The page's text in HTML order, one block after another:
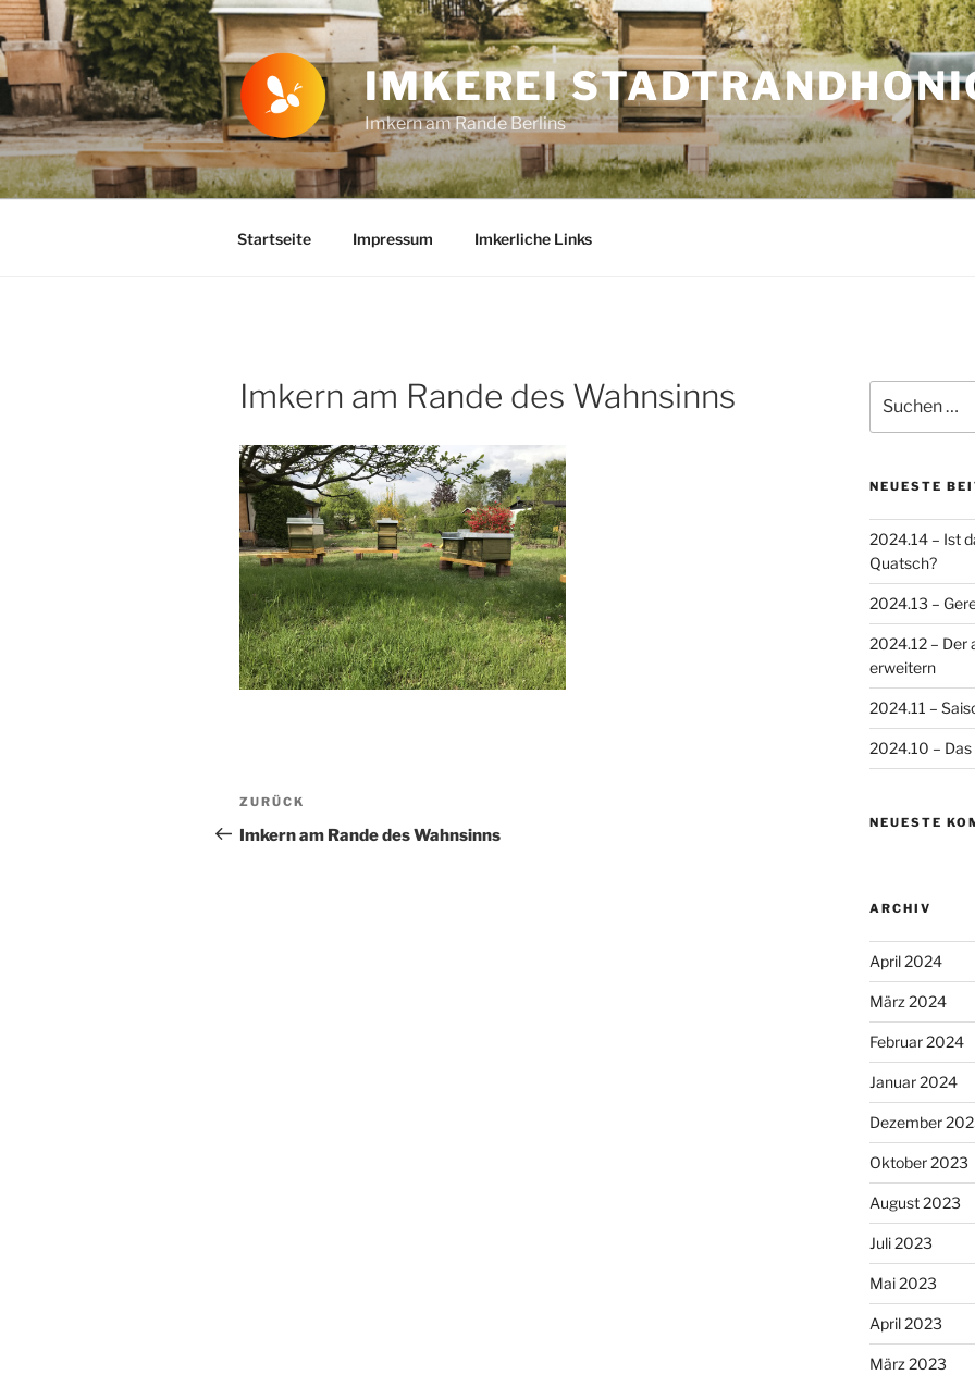
Zum
Inhalt
springen
IMKEREI
Imkern am Rande Berlins
Startseite Impressum Imkerliche Links
Imkern am Rande des Wahnsinns
Beitragsnavigation
Vorheriger
Beitrag
ZURÜCK
Imkern am Rande des Wahnsinns
nach:
NEUESTE
2024.14 – Ist
Quatsch?
2024.13 –
2024.12 – Der
erweitern
2024.11 –
2024.10 –
NEUESTE
ARCHIV
April 2024
März 2024
Februar 2024
Januar 2024
Dezember
Oktober 2023
August 2023
Juli 2023
Mai 2023
April 2023
März 2023